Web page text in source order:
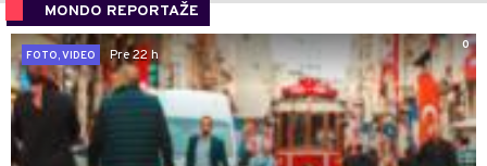
MONDO REPORTAŽE
0
FOTO, VIDEO
Pre 22 h